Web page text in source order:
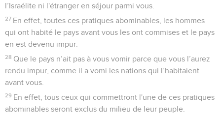
l’Israélite ni l'étranger en séjour parmi vous.
27 En effet, toutes ces pratiques abominables, les hommes
qui ont habité le pays avant vous les ont commises et le pays
en est devenu impur.
28 Que le pays n’ait pas à vous vomir parce que vous l’aurez
rendu impur, comme il a vomi les nations qui l’habitaient
avant vous.
29 En effet, tous ceux qui commettront l'une de ces pratiques
abominables seront exclus du milieu de leur peuple.